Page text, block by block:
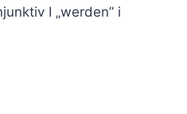
I „werden” i